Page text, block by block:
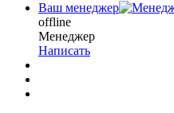
Ваш менеджер
offline
Менеджер
Написать